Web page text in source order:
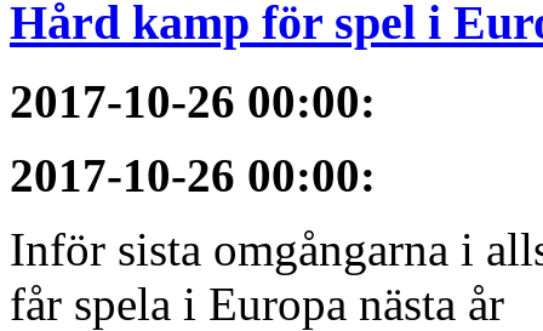
Hård kamp för spel i
2017-10-26 00:00:
2017-10-26 00:00:
Inför sista omgångarna i
får spela i Europa nästa år